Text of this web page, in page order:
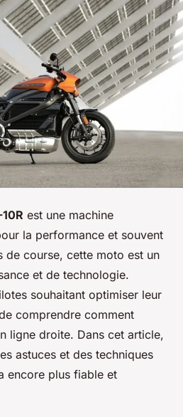
est une machine
la performance et souvent
de course, cette moto est un
et de technologie.
souhaitant optimiser leur
comprendre comment
ligne droite. Dans cet article,
astuces et des techniques
encore plus fiable et